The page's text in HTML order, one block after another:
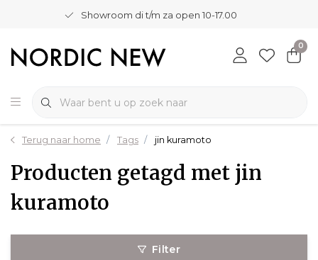
Showroom di t/m za open 10-17.00
0
Terug naar home Tags jin kuramoto
Producten getagd met jin
kuramoto
Filter